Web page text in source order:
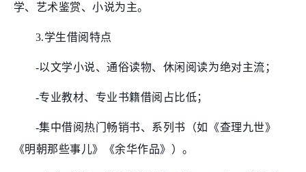
学、艺术鉴赏、小说为主。
3.学生借阅特点
-以文学小说、通俗读物、休闲阅读为绝对主流；
-专业教材、专业书籍借阅占比低；
-集中借阅热门畅销书、系列书（如《查理九世》
《明朝那些事儿》《余华作品》）。